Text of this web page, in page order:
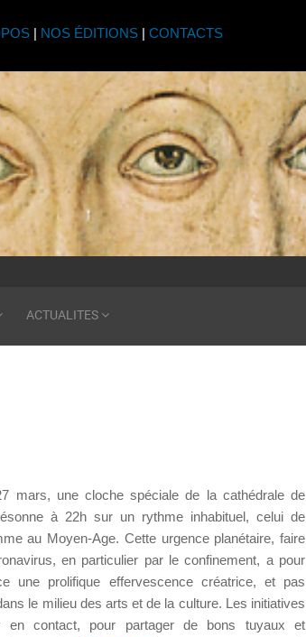
| NOS ÉDITIONS| CONTACTS
ACTUALITES
mars, une cloche spéciale de la cathédrale de
à 22h sur un rythme inhabituel, celui de
au Moyen-Age. Cette urgence planétaire, faire
en particulier par le confinement, a pour
une prolifique effervescence créatrice, et pas
le milieu des arts et de la culture. Les initiatives
en contact, pour partager de bons tuyaux et